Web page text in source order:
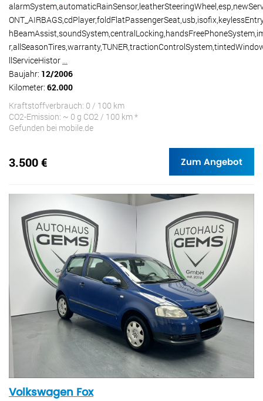
llServiceHistor ...
Baujahr: 12/2006
Kilometer: 62.000
Kraftstoffverbrauch: 0 / 100 km
CO2-Emission: ~ 0 g CO2 / 100 km *
Gefunden bei mobile.de
3.500 € Zum Angebot
Volkswagen Fox